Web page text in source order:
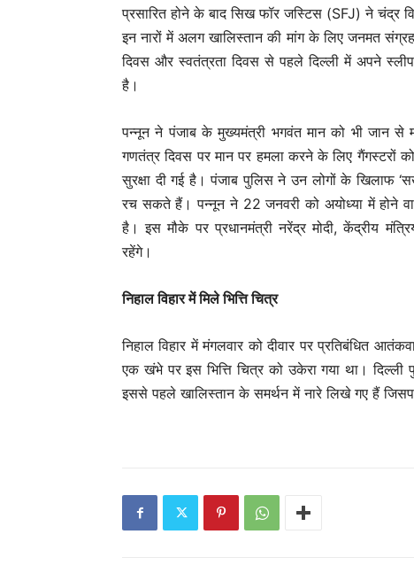
प्रसारित होने के बाद सिख फॉर जस्टिस (SFJ) ने चंद्र
इन नारों में अलग खालिस्तान की मांग के लिए जनमत
दिवस और स्वतंत्रता दिवस से पहले दिल्ली में अपने
है।
पन्नून ने पंजाब के मुख्यमंत्री भगवंत मान को भी जान से
गणतंत्र दिवस पर मान पर हमला करने के लिए गैंगस्टरों
सुरक्षा दी गई है। पंजाब पुलिस ने उन लोगों के खिलाफ
रच सकते हैं। पन्नून ने 22 जनवरी को अयोध्या में होने
है। इस मौके पर प्रधानमंत्री नरेंद्र मोदी, केंद्रीय
रहेंगे।
निहाल विहार में मिले भित्ति चित्र
निहाल विहार में मंगलवार को दीवार पर प्रतिबंधित
एक खंभे पर इस भित्ति चित्र को उकेरा गया था।
इससे पहले खालिस्तान के समर्थन में नारे लिखे गए हैं